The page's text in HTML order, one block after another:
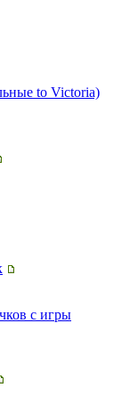
to Victoria)
с игры